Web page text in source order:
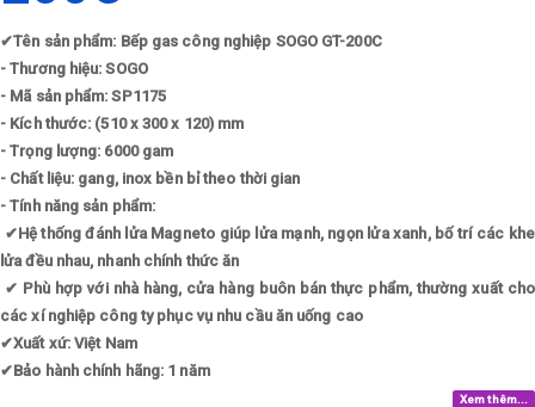
✔Tên sản phẩm: Bếp gas công nghiệp SOGO GT-200C
- Thương hiệu: SOGO
- Mã sản phẩm: SP1175
- Kích thước: (510 x 300 x 120) mm
- Trọng lượng: 6000 gam
- Chất liệu: gang, inox bền bỉ theo thời gian
- Tính năng sản phẩm:
✔Hệ thống đánh lửa Magneto giúp lửa mạnh, ngọn lửa xanh, bố trí các khe
lửa đều nhau, nhanh chính thức ăn
✔ Phù hợp với nhà hàng, cửa hàng buôn bán thực phẩm, thường xuất cho
các xí nghiệp công ty phục vụ nhu cầu ăn uống cao
✔Xuất xứ: Việt Nam
✔Bảo hành chính hãng: 1 năm
Xem thêm...